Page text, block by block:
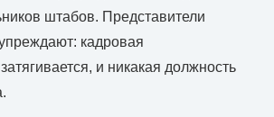
штабов. Представители
кадровая
и никакая должность